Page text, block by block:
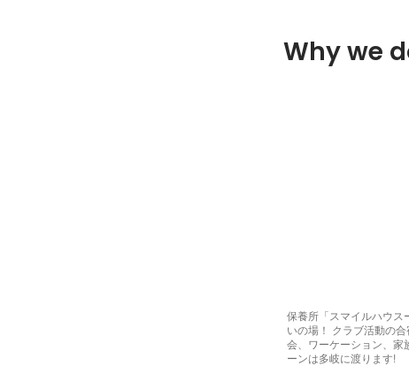
Why we
保養所「スマイルハウス
いの場！ クラブ活動の
会、ワーケーション、家
ーンは多岐に渡ります!